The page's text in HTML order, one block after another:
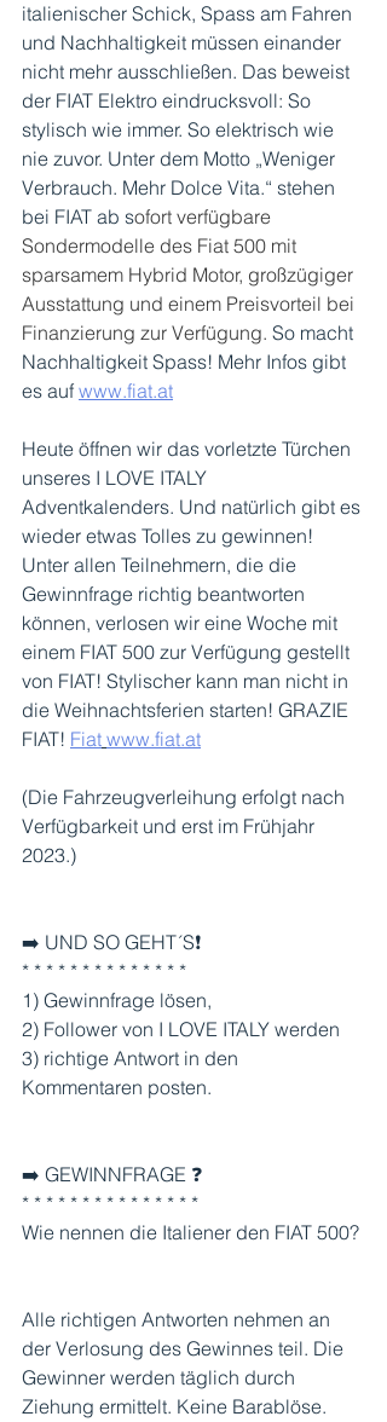
italienischer Schick, Spass am Fahren
und Nachhaltigkeit müssen einander
nicht mehr ausschließen. Das beweist
der FIAT Elektro eindrucksvoll: So
stylisch wie immer. So elektrisch wie
nie zuvor. Unter dem Motto „Weniger
Verbrauch. Mehr Dolce Vita.“ stehen
bei FIAT ab sofort verfügbare
Sondermodelle des Fiat 500 mit
sparsamem Hybrid Motor, großzügiger
Ausstattung und einem Preisvorteil bei
Finanzierung zur Verfügung. So macht
Nachhaltigkeit Spass! Mehr Infos gibt
es auf www.fiat.at
Heute öffnen wir das vorletzte Türchen
unseres I LOVE ITALY
Adventkalenders. Und natürlich gibt es
wieder etwas Tolles zu gewinnen!
Unter allen Teilnehmern, die die
Gewinnfrage richtig beantworten
können, verlosen wir eine Woche mit
einem FIAT 500 zur Verfügung gestellt
von FIAT! Stylischer kann man nicht in
die Weihnachtsferien starten! GRAZIE
FIAT! Fiat www.fiat.at
(Die Fahrzeugverleihung erfolgt nach
Verfügbarkeit und erst im Frühjahr
2023.)
➡️ UND SO GEHT´S❗
* * * * * * * * * * * * * *
1) Gewinnfrage lösen,
2) Follower von I LOVE ITALY werden
3) richtige Antwort in den
Kommentaren posten.
➡️ GEWINNFRAGE ❓
* * * * * * * * * * * * * * *
Wie nennen die Italiener den FIAT 500?
Alle richtigen Antworten nehmen an
der Verlosung des Gewinnes teil. Die
Gewinner werden täglich durch
Ziehung ermittelt. Keine Barablöse.